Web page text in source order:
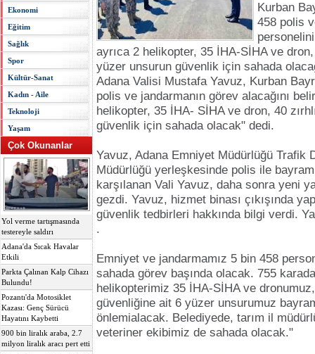
Ekonomi
Eğitim
Sağlık
Spor
Kültür-Sanat
Kadın - Aile
Teknoloji
Yaşam
Çok Okunanlar
Yol verme tartışmasında
testereyle saldırı
Adana'da Sıcak Havalar
Etkili
Parkta Çalınan Kalp Cihazı
Bulundu!
Pozantı'da Motosiklet
Kazası: Genç Sürücü
Hayatını Kaybetti
900 bin liralık araba, 2.7
milyon liralık aracı pert etti
Kurban
458 polis
ayrıca 2 helikopter, 35 İHA-SİHA ve
yüzer unsurun güvenlik için sahada
AdanaValisi Mustafa Yavuz, Kurban
polis ve jandarmanın görev alacağını
helikopter, 35 İHA- SİHAve dron, 40
güvenlik için sahada olacak" dedi.
Yavuz, Adana Emniyet Müdürlüğü Trafik
Müdürlüğü yerleşkesinde polis ile
karşılanan Vali Yavuz, daha sonra yeni
gezdi. Yavuz, hizmet binası çıkışında
güvenlik tedbirleri hakkında bilgi verdi.
.
Emniyet ve jandarmamız 5 bin 458
sahada görev başında olacak. 755
helikopterimiz 35 İHA-SİHA ve
güvenliğine ait 6 yüzer unsurumuz
önlemialacak. Belediyede, tarım il
veteriner ekibimiz de sahada olacak."